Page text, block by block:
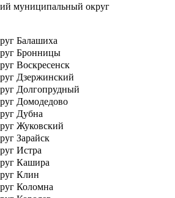
муниципальный округ
Балашиха
Бронницы
Воскресенск
Дзержинский
Долгопрудный
Домодедово
Дубна
Жуковский
Зарайск
Истра
Кашира
Клин
Коломна